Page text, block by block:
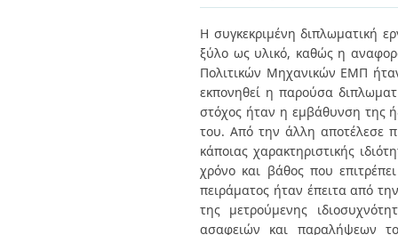
Η συγκεκριμένη διπλωματική
ξύλο ως υλικό, καθώς η
Πολιτικών Μηχανικών ΕΜΠ
εκπονηθεί η παρούσα
στόχος ήταν η εμβάθυνση της
του. Από την άλλη αποτέλεσε
κάποιας χαρακτηριστικής
χρόνο και βάθος που
πειράματος ήταν έπειτα από
της μετρούμενης
ασαφειών και παραλήψεων